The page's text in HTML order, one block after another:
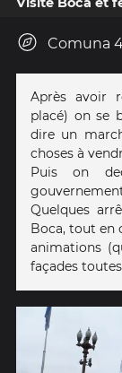
Comuna
Après avoir
placé) on se
dire un
choses à
Puis on
Quelques
Boca, tout en
animations
façades